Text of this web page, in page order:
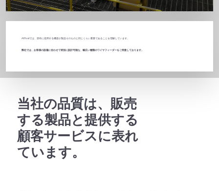
Affivalでは、塗布に使用する機器が製品そのものと同じくらい重要であることを理解しています。
弊社では、お客様の設備に合わせて特別に設計可能な、幅広い種類のワイヤフィーダーをご用意しております。
当社の品質は、販売
する製品と提供する
顧客サービスに表れ
ています。